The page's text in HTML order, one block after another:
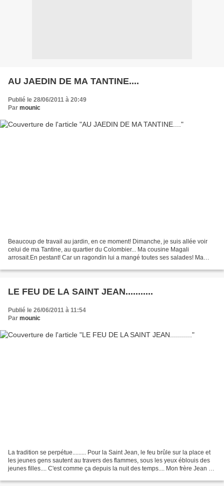
AU JAEDIN DE MA TANTINE....
Publié le 28/06/2011 à 20:49
Par mounic
Beaucoup de travail au jardin, en ce moment! Dimanche, je suis allée voir
celui de ma Tantine, au quartier du Colombier... Ma cousine Magali
arrosait.En pestant! Car un ragondin lui a mangé toutes ses salades! Ma
LE FEU DE LA SAINT JEAN...........
Publié le 26/06/2011 à 11:54
Par mounic
La tradition se perpétue......... Pour la Saint Jean, le feu brûle sur la place et
les jeunes gens sautent au travers des flammes, sous les yeux éblouis des
jeunes filles.... C'est comme ça depuis la nuit des temps.... Mon frère Jean (!)